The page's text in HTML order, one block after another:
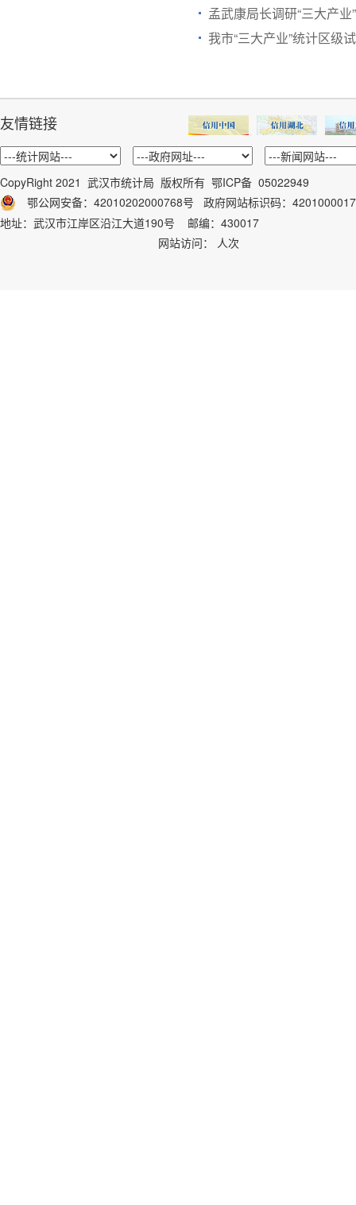
孟武康局长调研“三大产
我市“三大产业”统计区级
友情链接
CopyRight 2021 武汉市统计局 版权所有 鄂ICP备 05022949
鄂公网安备：42010202000768号 政府网站标识码： 4201000017
地址：武汉市江岸区沿江大道190号 邮编：430017
网站访问： 人次